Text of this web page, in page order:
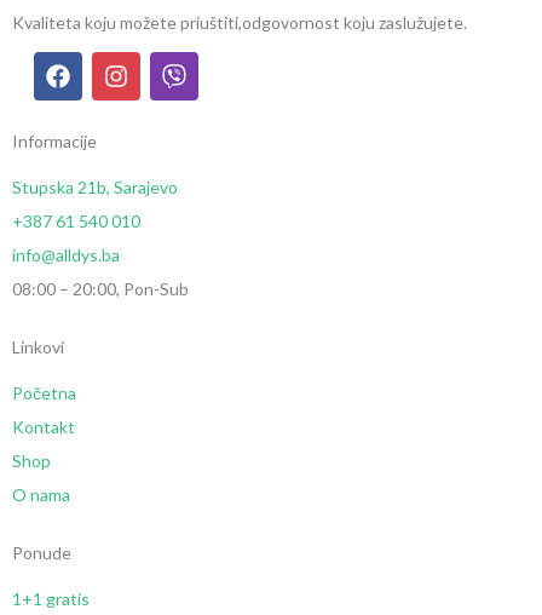
Kvaliteta koju možete priuštiti,odgovornost koju zaslužujete.
Informacije
Stupska 21b, Sarajevo
+387 61 540 010
info@alldys.ba
08:00 – 20:00, Pon-Sub
Linkovi
Početna
Kontakt
Shop
O nama
Ponude
1+1 gratis